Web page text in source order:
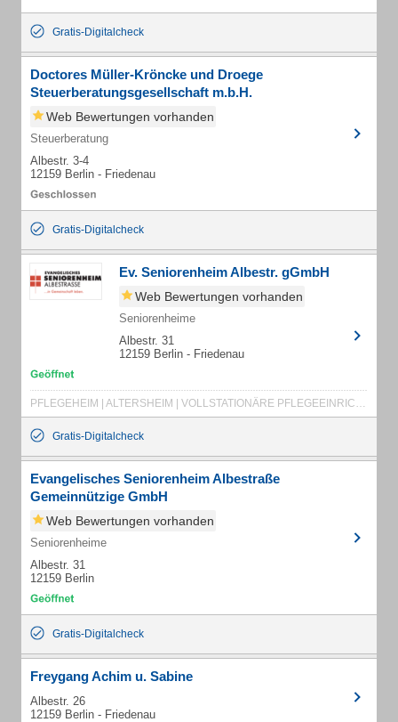
Gratis-Digitalcheck
Doctores Müller-Kröncke und Droege
Steuerberatungsgesellschaft m.b.H.
Web Bewertungen vorhanden
Steuerberatung
Albestr. 3-4
12159 Berlin - Friedenau
Gratis-Digitalcheck
Ev. Seniorenheim Albestr. gGmbH
Web Bewertungen vorhanden
Seniorenheime
Albestr. 31
12159 Berlin - Friedenau
PFLEGEHEIM | ALTERSHEIM | VOLLSTATIONÄRE PFLEGEEINRICHTUNG | LEBENSWELTEN | DEMENZ | PFLEGEEINRICHTUNG FÜR DEMENZKRANKE | DIAKONIE | DIAKONISCHES WERK | PFLEGEHEIM FRIEDENAU | PFLEGEHEIM BERLIN SCHÖNEBERG | SENIORENHEIM WILMERSDORF | SENIORENHEIM STEGLITZ | EVANGELISCHES SENIORENHEIM
Gratis-Digitalcheck
Evangelisches Seniorenheim Albestraße
Gemeinnützige GmbH
Web Bewertungen vorhanden
Seniorenheime
Albestr. 31
12159 Berlin
Gratis-Digitalcheck
Freygang Achim u. Sabine
Albestr. 26
12159 Berlin - Friedenau